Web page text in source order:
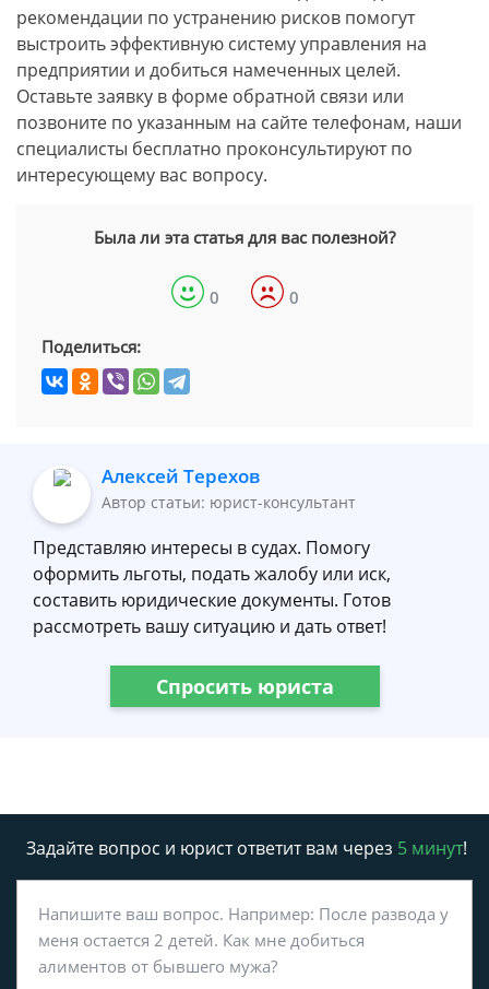
рекомендации по устранению рисков помогут
выстроить эффективную систему управления на
предприятии и добиться намеченных целей.
Оставьте заявку в форме обратной связи или
позвоните по указанным на сайте телефонам, наши
специалисты бесплатно проконсультируют по
интересующему вас вопросу.
Была ли эта статья для вас полезной?
0 0
Поделиться:
Алексей Терехов
Автор статьи: юрист-консультант
Представляю интересы в судах. Помогу
оформить льготы, подать жалобу или иск,
составить юридические документы. Готов
рассмотреть вашу ситуацию и дать ответ!
Спросить юриста
Задайте вопрос и юрист ответит вам через 5 минут!